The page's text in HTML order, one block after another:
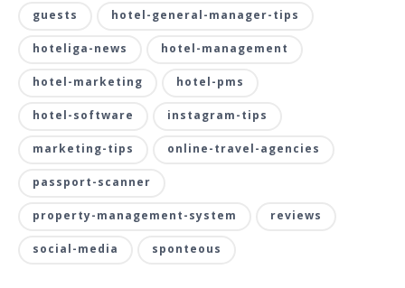
guests hotel-general-manager-tips
hoteliga-news hotel-management
hotel-marketing hotel-pms
hotel-software instagram-tips
marketing-tips online-travel-agencies
passport-scanner
property-management-system reviews
social-media sponteous